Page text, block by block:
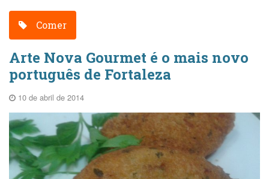
Comer
Arte Nova Gourmet é o mais novo
português de Fortaleza
10 de abril de 2014